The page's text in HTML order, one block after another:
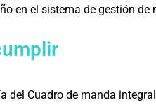
en el sistema de gestión
del Cuadro de manda